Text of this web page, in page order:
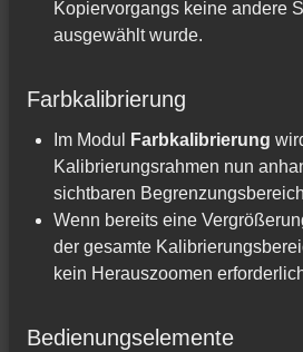
Kopiervorgangs keine andere
ausgewählt wurde.
Farbkalibrierung
Im Modul Farbkalibrierung
Kalibrierungsrahmen nun
sichtbaren
Wenn bereits eine
der gesamte
kein Herauszoomen
Bedienungselemente